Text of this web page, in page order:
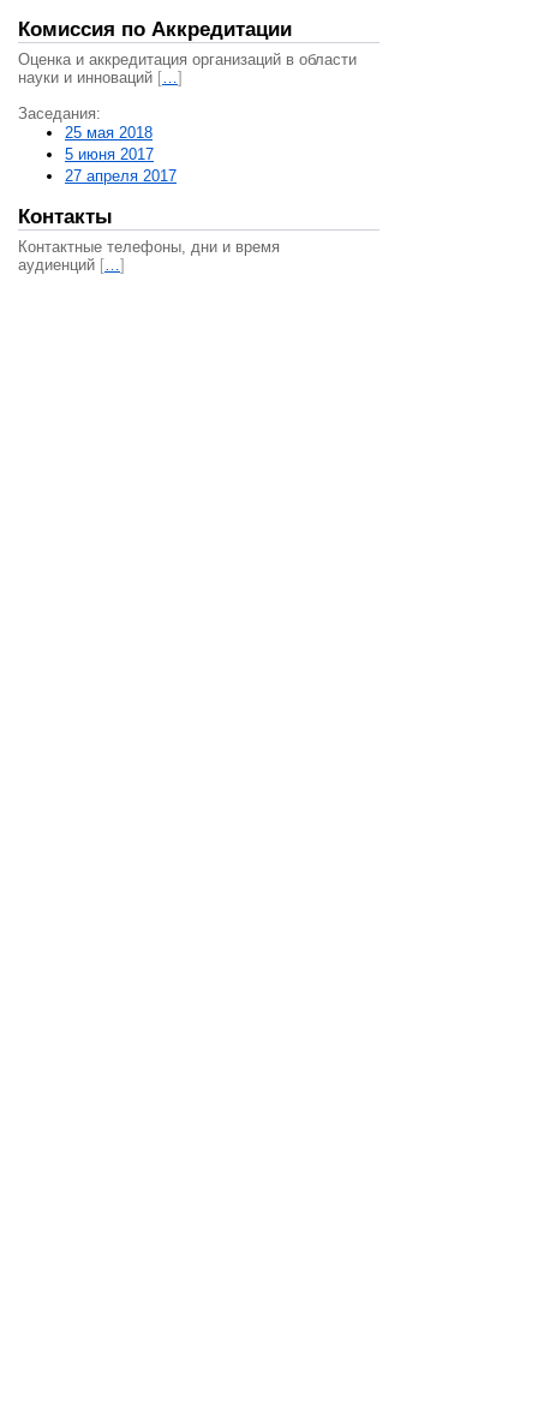
Комиссия по Аккредитации
Оценка и аккредитация организаций в области
науки и инноваций […]
Заседания:
25 мая 2018
5 июня 2017
27 апреля 2017
Контакты
Контактные телефоны, дни и время
аудиенций […]